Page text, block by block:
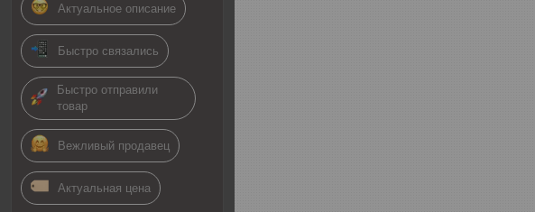
Актуальное описание
Быстро связались
Быстро отправили
товар
Вежливый продавец
Актуальная цена